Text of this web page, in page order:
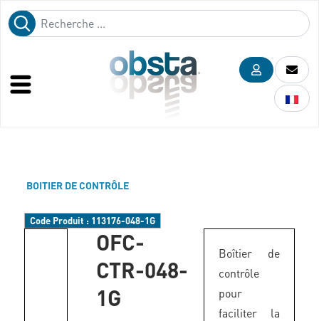
BOITIER DE CONTRÔLE
Code Produit : 113176-048-1G
OFC-
CTR-048-
1G
Boîtier de
contrôle
pour
faciliter la